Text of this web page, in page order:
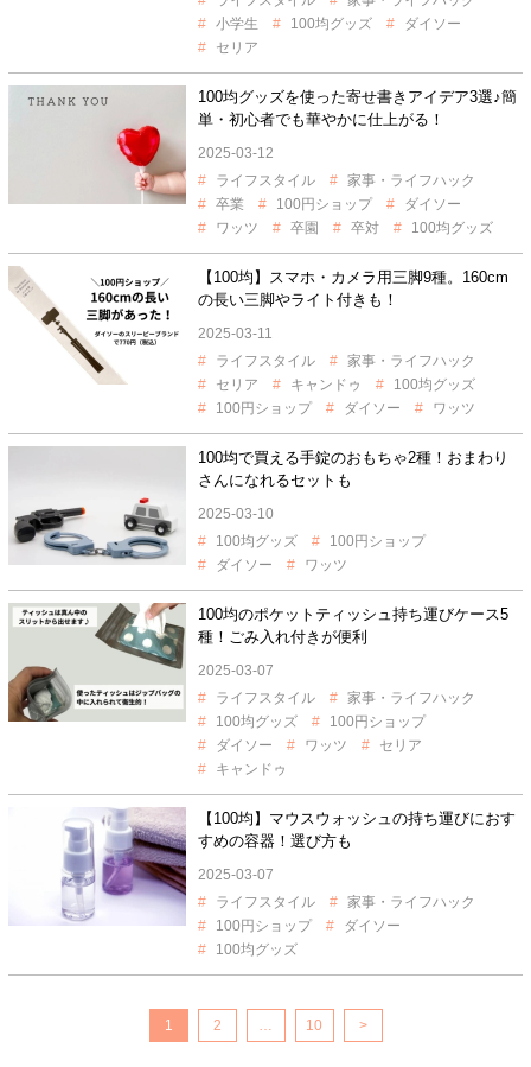
小学生
100均グッズ
ダイソー
セリア
100均グッズを使った寄せ書きアイデア3選♪簡
単・初心者でも華やかに仕上がる！
2025-03-12
ライフスタイル
家事・ライフハック
卒業
100円ショップ
ダイソー
ワッツ
卒園 卒対 100均グッズ
【100均】スマホ・カメラ用三脚9種。160cm
の長い三脚やライト付きも！
2025-03-11
ライフスタイル
家事・ライフハック
セリア
キャンドゥ
100均グッズ
100円ショップ
ダイソー ワッツ
100均で買える手錠のおもちゃ2種！おまわり
さんになれるセットも
2025-03-10
100均グッズ
100円ショップ
ダイソー
ワッツ
100均のポケットティッシュ持ち運びケース5
種！ごみ入れ付きが便利
2025-03-07
ライフスタイル
家事・ライフハック
100均グッズ
100円ショップ
ダイソー
ワッツ
セリア
キャンドゥ
【100均】マウスウォッシュの持ち運びにおす
すめの容器！選び方も
2025-03-07
ライフスタイル
家事・ライフハック
100円ショップ
ダイソー
100均グッズ
1 2 … 10 >